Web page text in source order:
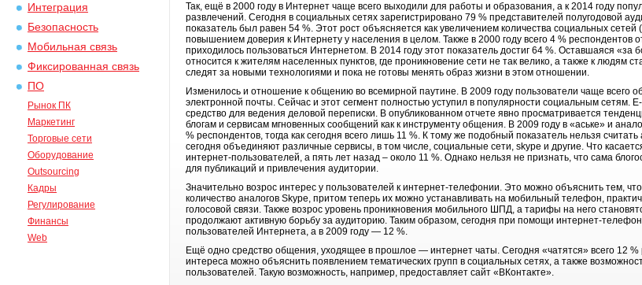
Интеграция
Безопасность
Мобильная связь
Фиксированная связь
ПО
Рынок ПК
Маркетинг
Торговые сети
Оборудование
Outsourcing
Кадры
Регулирование
Финансы
Web
Так, ещё в 2000 году в Интернет чаще всего выходили для работы и образования, а к 2014 году
развлечений. Сегодня в социальных сетях зарегистрировано 79 % представителей полугодовой
показатель был равен 54 %. Этот рост объясняется как увеличением количества социальных
повышением доверия к Интернету у населения в целом. Также в 2000 году всего 4 % респондентов
приходилось пользоваться Интернетом. В 2014 году этот показатель достиг 64 %. Оставшаяся «за
относится к жителям населенных пунктов, где проникновение сети не так велико, а также к людям
следят за новыми технологиями и пока не готовы менять образ жизни в этом отношении.
Изменилось и отношение к общению во всемирной паутине. В 2009 году пользователи чаще всего
электронной почты. Сейчас и этот сегмент полностью уступил в популярности социальным сетям.
средство для ведения деловой переписки. В опубликованном отчете явно просматривается
блогам и сервисам мгновенных сообщений как к инструменту общения. В 2009 году в «аське» и
% респондентов, тогда как сегодня всего лишь 11 %. К тому же подобный показатель нельзя
сегодня объединяют различные сервисы, в том числе, социальные сети, skype и другие. Что
интернет-пользователей, а пять лет назад – около 11 %. Однако нельзя не признать, что сама
для публикаций и привлечения аудитории.
Значительно возрос интерес у пользователей к интернет-телефонии. Это можно объяснить тем,
количество аналогов Skype, притом теперь их можно устанавливать на мобильный телефон,
голосовой связи. Также возрос уровень проникновения мобильного ШПД, а тарифы на него
продолжают активную борьбу за аудиторию. Таким образом, сегодня при помощи интернет-
пользователей Интернета, а в 2009 году — 12 %.
Ещё одно средство общения, уходящее в прошлое — интернет чаты. Сегодня «чатятся» всего 12
интереса можно объяснить появлением тематических групп в социальных сетях, а также
пользователей. Такую возможность, например, предоставляет сайт «ВКонтакте».